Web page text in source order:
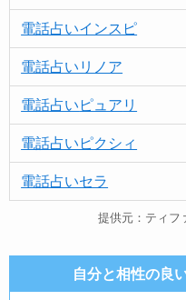
電話占いインスピ
電話占いリノア
電話占い ピュア リ
電話占いピクシィ
電話占いセラ
提供元：ティフ
自分と相性の良